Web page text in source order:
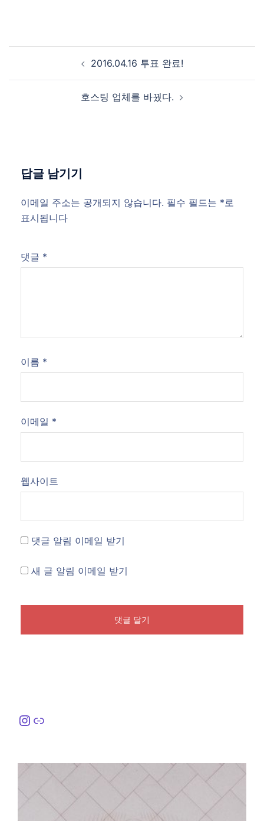
2016.04.16 투표 완료!
호스팅 업체를 바꿨다.
답글 남기기
이메일 주소는 공개되지 않습니다. 필수 필드는 *로
표시됩니다
댓글 *
이름 *
이메일 *
웹사이트
댓글 알림 이메일 받기
새 글 알림 이메일 받기
Instagram
링크